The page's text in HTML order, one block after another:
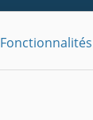
Fonctionnalités